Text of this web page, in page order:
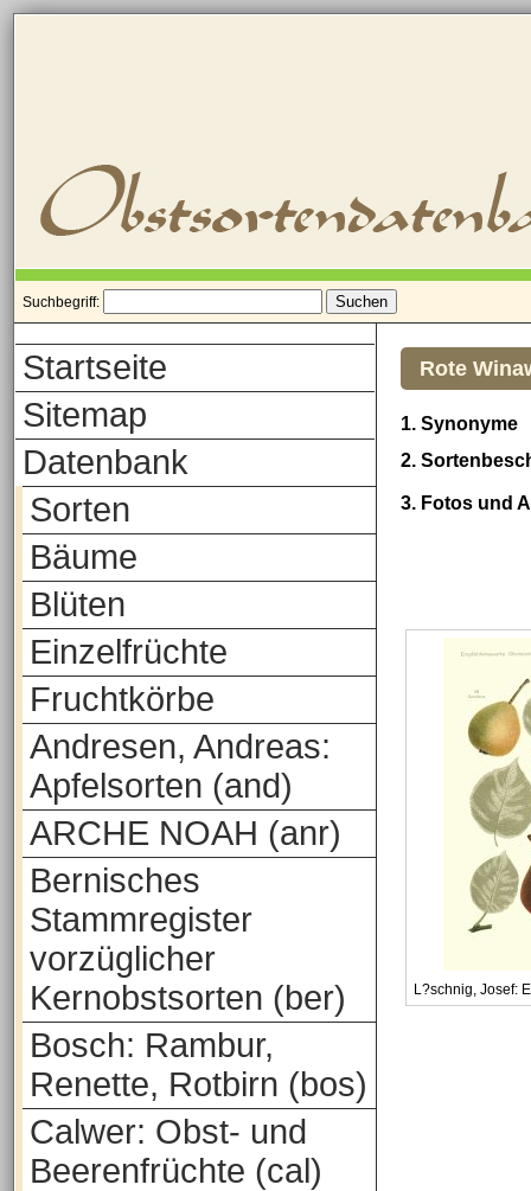
Suchbegriff:
Startseite
Sitemap
Datenbank
Sorten
Bäume
Blüten
Einzelfrüchte
Fruchtkörbe
Andresen, Andreas:
Apfelsorten (and)
ARCHE NOAH (anr)
Bernisches
Stammregister
vorzüglicher
Kernobstsorten (ber)
Bosch: Rambur,
Renette, Rotbirn (bos)
Calwer: Obst- und
Beerenfrüchte (cal)
Rote
1. Synonyme
2.
3. Fotos und
L?schnig, Josef: